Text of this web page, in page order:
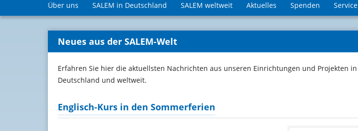
Über uns SALEM in Deutschland SALEM weltweit Aktuelles Spenden Service
Neues aus der SALEM-Welt
Erfahren Sie hier die aktuellsten Nachrichten aus unseren Einrichtungen und Projekten in
Deutschland und weltweit.
Englisch-Kurs in den Sommerferien